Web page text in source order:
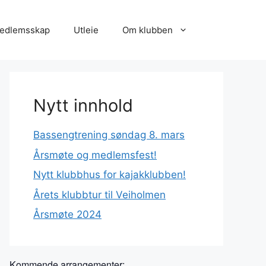
Utleie Om klubben
Nytt innhold
Bassengtrening søndag 8. mars
Årsmøte og medlemsfest!
Nytt klubbhus for kajakklubben!
Årets klubbtur til Veiholmen
Årsmøte 2024